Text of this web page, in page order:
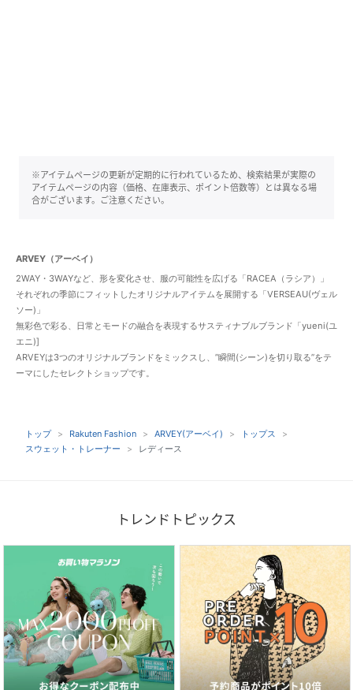
※アイテムページの更新が定期的に行われているため、検索結果が実際の
アイテムページの内容（価格、在庫表示、ポイント倍数等）とは異なる場
合がございます。ご注意ください。
ARVEY（アーベイ）
2WAY・3WAYなど、形を変化させ、服の可能性を広げる「RACEA（ラシア）」
それぞれの季節にフィットしたオリジナルアイテムを展開する「VERSEAU(ヴェル
ソー)」
無彩色で彩る、日常とモードの融合を表現するサスティナブルブランド「yueni(ユ
エニ)]
ARVEYは3つのオリジナルブランドをミックスし、”瞬間(シーン)を切り取る”をテ
ーマにしたセレクトショップです。
トップ Rakuten Fashion ARVEY(アーベイ)
トップス
スウェット・トレーナー
レディース
トレンドトピックス